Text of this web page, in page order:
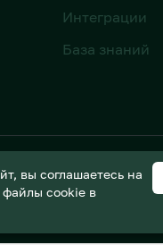
Интеграции
База знаний
вы соглашаетесь на
файлы cookie в